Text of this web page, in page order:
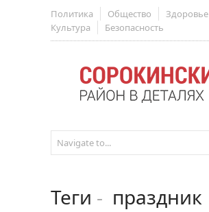
Политика Общество
Здоровье
Культура
Безопасность
Теги - праздник